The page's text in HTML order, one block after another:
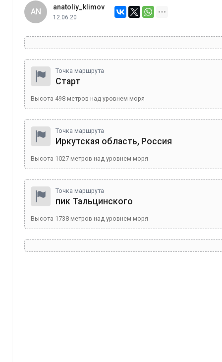
AN
anatoliy_klimov
12.06.20
Точка маршрута
Старт
Высота 498 метров над уровнем моря
Точка маршрута
Иркутская область, Россия
Высота 1027 метров над уровнем моря
Точка маршрута
пик Тальцинского
Высота 1738 метров над уровнем моря